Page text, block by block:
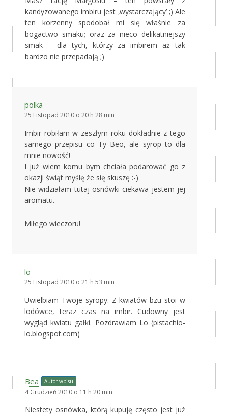
kandyzowanego imbiru jest ‚wystarczający’ ;) Ale
ten korzenny spodobał mi się właśnie za
bogactwo smaku; oraz za nieco delikatniejszy
smak – dla tych, którzy za imbirem aż tak
bardzo nie przepadają ;)
polka
25 Listopad 2010 o 20 h 28 min
Imbir robiłam w zeszłym roku dokładnie z tego
samego przepisu co Ty Beo, ale syrop to dla
mnie nowość!
I już wiem komu bym chciała podarować go z
okazji świąt myślę że się skuszę :-)
Nie widziałam tutaj osnówki ciekawa jestem jej
aromatu.
Miłego wieczoru!
lo
25 Listopad 2010 o 21 h 53 min
Uwielbiam Twoje syropy. Z kwiatów bzu stoi w
lodówce, teraz czas na imbir. Cudowny jest
wygląd kwiatu gałki. Pozdrawiam Lo (pistachio-
lo.blogspot.com)
Bea Autor wpisu
4 Grudzień 2010 o 11 h 20 min
Niestety osnówka, którą kupuję często jest już